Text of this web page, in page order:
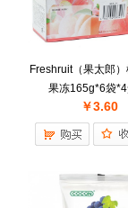
Freshruit（果太郎
果冻165g*6袋
￥3.60